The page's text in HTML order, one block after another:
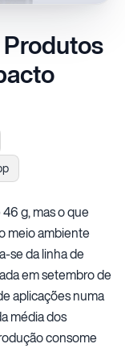
g, mas o que
meio ambiente
se da linha de
em setembro de
aplicações numa
média dos
consome